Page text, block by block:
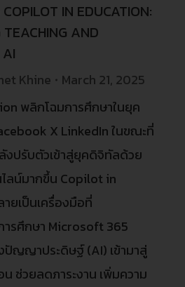
IN EDUCATION:
AND
Khine
March 21, 2025
พลิกโฉมการศึกษาในยุค
X LinkedIn ในขณะที่
งปรับตัวเข้าสู่ยุคดิจิทัลด้วย
ลน์มากขึ้น Copilot in
ยเป็นเครื่องมือที่
ารศึกษา Microsoft 365
ญญาประดิษฐ์ (AI) เข้ามาสู่
ช่วยลดภาระงาน เพิ่มความ